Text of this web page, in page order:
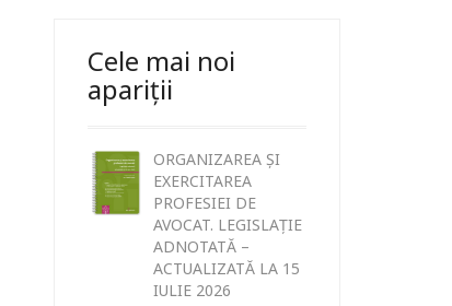
Cele mai noi
apariții
ORGANIZAREA ȘI
EXERCITAREA
PROFESIEI DE
AVOCAT. LEGISLAȚIE
ADNOTATĂ –
ACTUALIZATĂ LA 15
IULIE 2026